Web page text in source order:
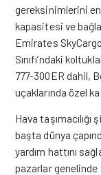
gereksinimlerini
kapasitesi ve
Emirates
Sınıfı’ndaki
777-300ER dahil,
uçaklarında özel
Hava
başta dünya
yardım hattını
pazarlar genelinde